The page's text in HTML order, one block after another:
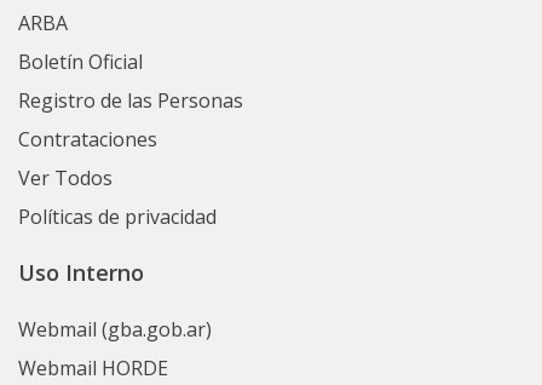
ARBA
Boletín Oficial
Registro de las Personas
Contrataciones
Ver Todos
Políticas de privacidad
Uso Interno
Webmail (gba.gob.ar)
Webmail HORDE